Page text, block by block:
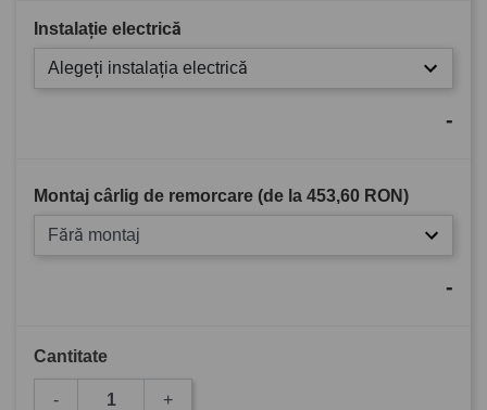
Instalație electrică
Alegeți instalația electrică
-
Montaj cârlig de remorcare (de la 453,60 RON)
Fără montaj
-
Cantitate
- +